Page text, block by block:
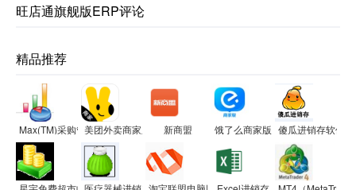
旺店通旗舰版ERP评论
精品推荐
Max(TM)采购管理系统美团外卖商家版 新商盟 饿了么商家版 傻瓜进销存软件